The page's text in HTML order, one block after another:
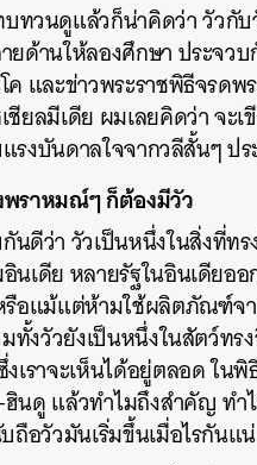
บทวนดูแล้วก็น่าคิดว่า วัวกั
ยด้านให้ลองศึกษา ประจว
และข่าวพระราชพิธีจรดพ
ยลมีเดีย ผมเลยคิดว่า จะเ
แรงบันดาลใจจากวลีสั้นๆ ป
พราหมณ์ๆ ก็ต้องมีวัว
นดีว่า วัวเป็นหนึ่งในสิ่งที่ท
นเดีย หลายรัฐในอินเดียอ
อแม้แต่ห้ามใช้ผลิตภัณฑ์จ
ทั้งวัวยังเป็นหนึ่งในสัตว์ทร
เราจะเห็นได้อยู่ตลอด ในพิ
นดู แล้วทำไมถึงสำคัญ ทำ
ถือวัวมันเริ่มขึ้นเมื่อไรกันแน่